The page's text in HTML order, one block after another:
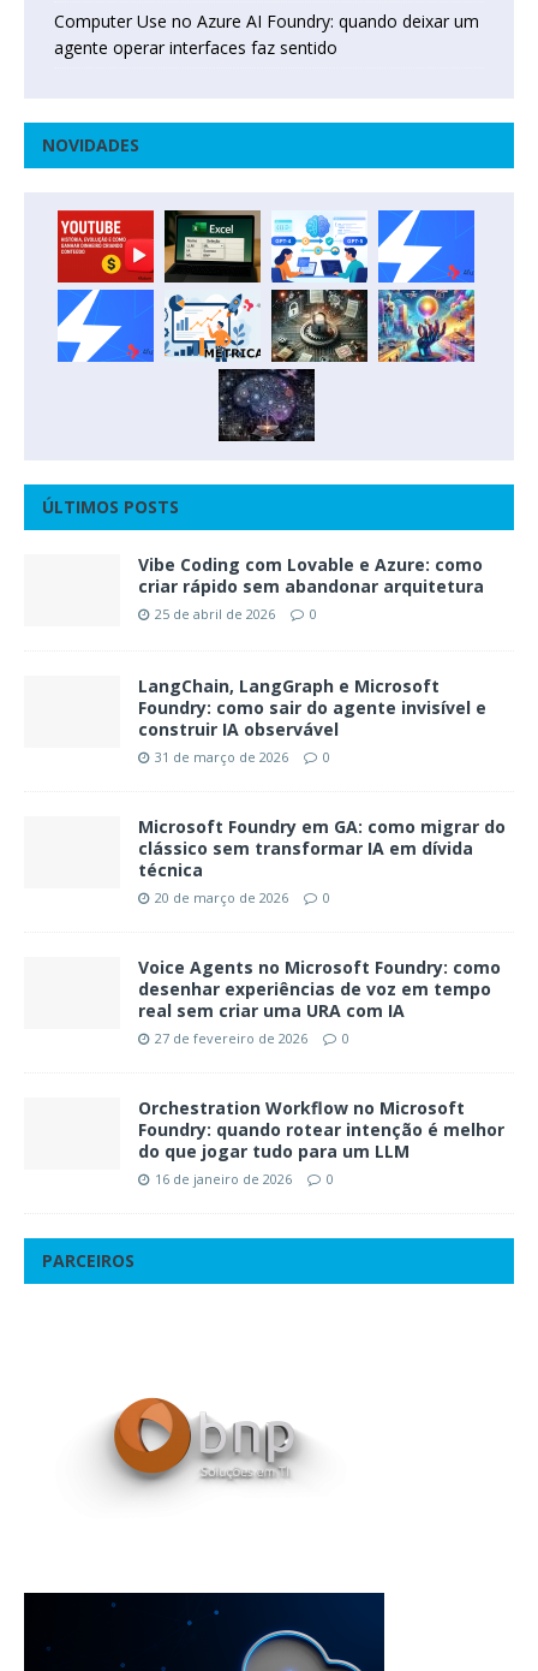
Computer Use no Azure AI Foundry: quando deixar um
agente operar interfaces faz sentido
NOVIDADES
ÚLTIMOS POSTS
Vibe Coding com Lovable e Azure: como
criar rápido sem abandonar arquitetura
25 de abril de 2026 0
LangChain, LangGraph e Microsoft
Foundry: como sair do agente invisível e
construir IA observável
31 de março de 2026 0
Microsoft Foundry em GA: como migrar do
clássico sem transformar IA em dívida
técnica
20 de março de 2026 0
Voice Agents no Microsoft Foundry: como
desenhar experiências de voz em tempo
real sem criar uma URA com IA
27 de fevereiro de 2026 0
Orchestration Workflow no Microsoft
Foundry: quando rotear intenção é melhor
do que jogar tudo para um LLM
16 de janeiro de 2026 0
PARCEIROS